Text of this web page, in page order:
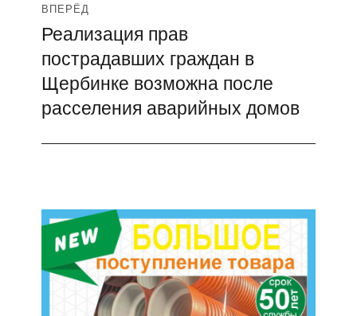
ВПЕРЁД
Следующая
запись:
Реализация прав
пострадавших граждан в
Щербинке возможна после
расселения аварийных домов